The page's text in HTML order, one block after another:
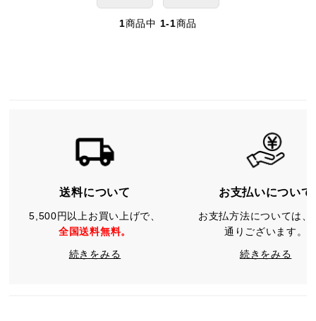
1商品中 1-1商品
送料について
5,500円以上お買い上げで、
全国送料無料。
続きをみる
お支払いについて
お支払方法については、
通りございます。
続きをみる